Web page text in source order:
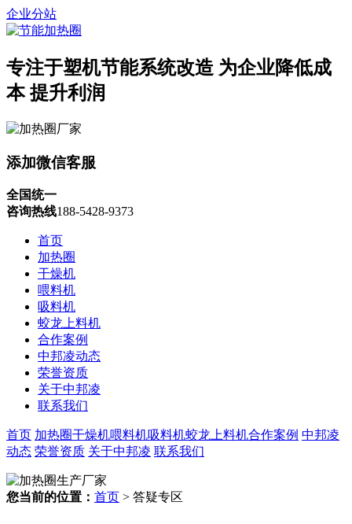
企业分站
专注于塑机节能系统改造 为企业降低成
本 提升利润
添加微信客服
全国统一
咨询热线188-5428-9373
首页
加热圈
干燥机
喂料机
吸料机
蛟龙上料机
合作案例
中邦凌动态
荣誉资质
关于中邦凌
联系我们
首页 加热圈干燥机喂料机吸料机蛟龙上料机合作案例 中邦凌
动态 荣誉资质 关于中邦凌 联系我们
您当前的位置： 首页 > 答疑专区